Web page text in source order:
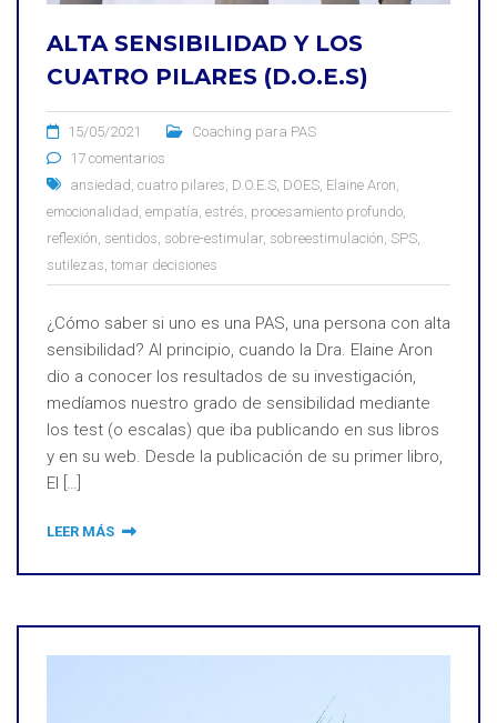
ALTA SENSIBILIDAD Y LOS
CUATRO PILARES (D.O.E.S)
15/05/2021
Coaching para PAS
17 comentarios
ansiedad, cuatro pilares, D.O.E.S, DOES, Elaine Aron,
emocionalidad, empatía, estrés, procesamiento profundo,
reflexión, sentidos, sobre-estimular, sobreestimulación, SPS,
sutilezas, tomar decisiones
¿Cómo saber si uno es una PAS, una persona con alta
sensibilidad? Al principio, cuando la Dra. Elaine Aron
dio a conocer los resultados de su investigación,
medíamos nuestro grado de sensibilidad mediante
los test (o escalas) que iba publicando en sus libros
y en su web. Desde la publicación de su primer libro,
El […]
LEER MÁS